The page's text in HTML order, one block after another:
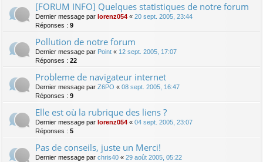
[FORUM INFO] Quelques statistiques de notre forum
Dernier message par lorenz054 « 20 sept. 2005, 23:44
Réponses : 9
Pollution de notre forum
Dernier message par Point « 12 sept. 2005, 17:07
Réponses : 22
Probleme de navigateur internet
Dernier message par Z6PO « 08 sept. 2005, 16:47
Réponses : 9
Elle est où la rubrique des liens ?
Dernier message par lorenz054 « 04 sept. 2005, 23:07
Réponses : 5
Pas de conseils, juste un Merci!
Dernier message par chris40 « 29 août 2005, 05:22